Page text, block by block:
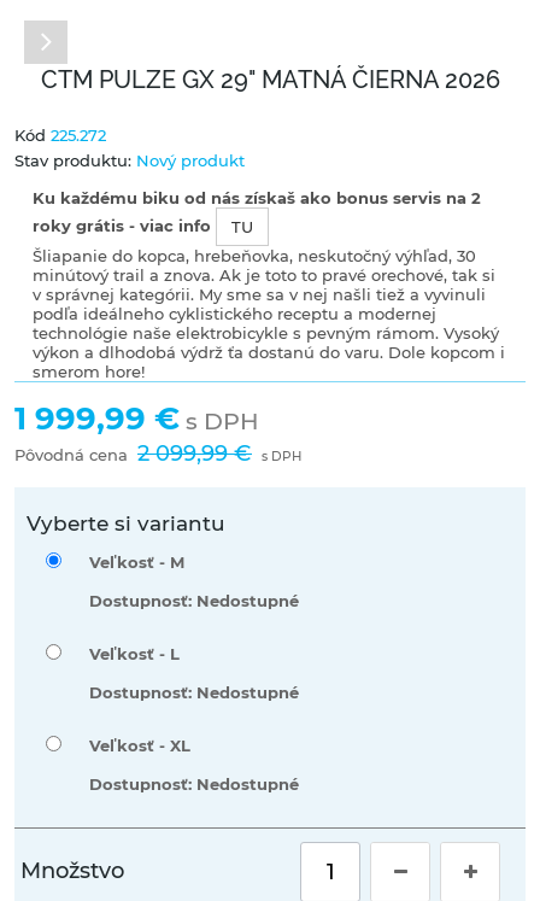
CTM PULZE GX 29" MATNÁ ČIERNA 2026
Kód 225.272
Stav produktu: Nový produkt
Ku každému biku od nás získaš ako bonus servis na 2
roky grátis - viac info
TU
Šliapanie do kopca, hrebeňovka, neskutočný výhľad, 30
minútový trail a znova. Ak je toto to pravé orechové, tak si
v správnej kategórii. My sme sa v nej našli tiež a vyvinuli
podľa ideálneho cyklistického receptu a modernej
technológie naše elektrobicykle s pevným rámom. Vysoký
výkon a dlhodobá výdrž ťa dostanú do varu. Dole kopcom i
smerom hore!
1 999,99 € s DPH
Pôvodná cena 2 099,99 € s DPH
Vyberte si variantu
Veľkosť - M
Dostupnosť: Nedostupné
Veľkosť - L
Dostupnosť: Nedostupné
Veľkosť - XL
Dostupnosť: Nedostupné
Množstvo